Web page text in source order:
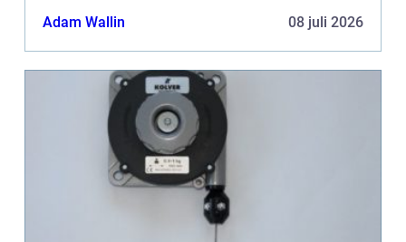
Adam Wallin 08 juli 2026